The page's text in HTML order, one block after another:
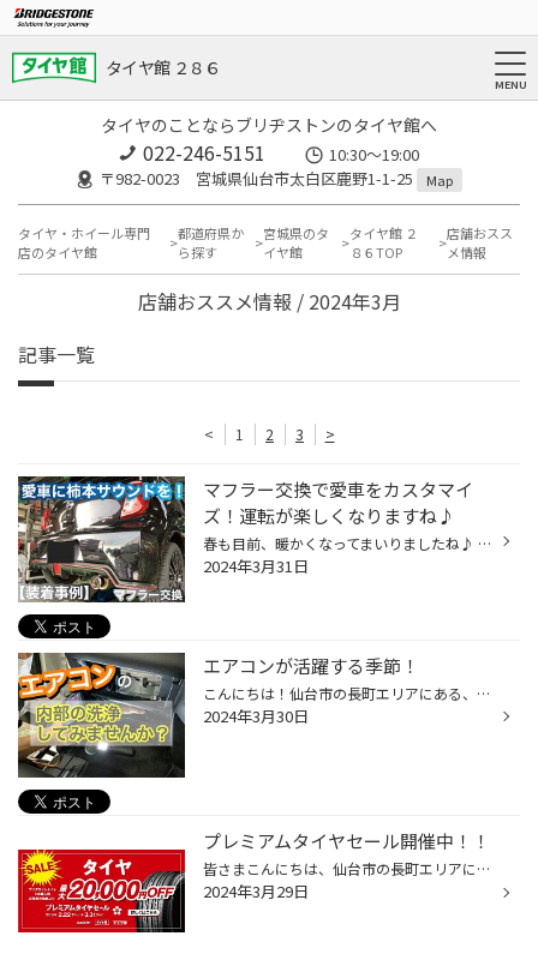
タイヤ館 ２８６
タイヤのことならブリヂストンのタイヤ館へ
022-246-5151
10:30～19:00
〒982-0023 宮城県仙台市太白区鹿野1-1-25
Map
タイヤ・ホイール専門
店のタイヤ館
都道府県か
ら探す
宮城県のタ
イヤ館
タイヤ館 ２
８６TOP
店舗おスス
メ情報
店舗おススメ情報 / 2024年3月
記事一覧
< 1 2 3 >
マフラー交換で愛車をカスタマイ
ズ！運転が楽しくなりますね♪
春も目前、暖かくなってまいりましたね♪ 今回ご紹介するのはお車の排気口にあたる「マフラー」の交換事例です(^o^) タイヤ館はタイヤのイメージが多いと思いますが、結構なんでもやっちゃいます♪ 今回お客様よりご用命頂いたのはマフラーの交換！ 排気系をカスタムすることにより見た目はもちろんの...
2024年3月31日
エアコンが活躍する季節！
こんにちは！仙台市の長町エリアにある、タイヤ館286です(^^) タイヤ交換の季節がきました！ 土日はタイヤ交換のお客様で賑わっております★ ご予約は平日ですとまだ空きがございますので、 お早めにご連絡またはWEBでお願いいたします。 さて、暖かくなってきて、エアコンが活躍する季節でもありま...
2024年3月30日
プレミアムタイヤセール開催中！！
皆さまこんにちは、仙台市の長町エリアにありますタイヤ館286です！ 当店では今月まで！！【プレミアムタイヤセール】開催中です☆★ 開催期間：2024年2月22日(木) ▷ ▷ ▷ 2024年3月31日(日)▼タイヤ・アルミホイール・カー用品がお買い得！今年の2月に新発売となったレグノGR-XⅢやSUV専用設計のアレン...
2024年3月29日